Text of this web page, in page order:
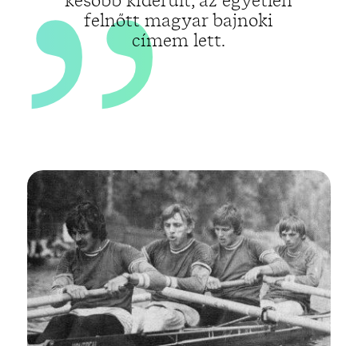
felnőtt magyar bajnoki
címem lett.